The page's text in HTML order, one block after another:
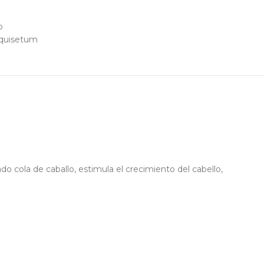
cola de caballo, estimula el crecimiento del cabello,